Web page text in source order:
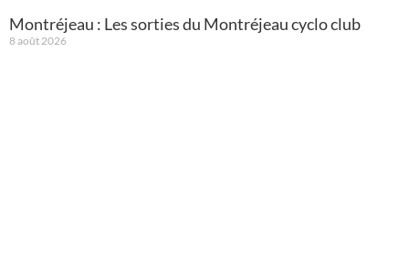
Montréjeau : Les sorties du Montréjeau cyclo club
8 août 2026